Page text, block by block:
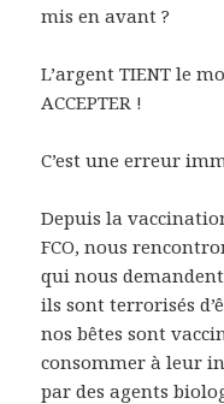
mis en avant ?
L’argent TIENT le
ACCEPTER !
C’est une erreur
Depuis la
FCO, nous
qui nous
ils sont terrorisés
nos bêtes sont
consommer à leur
par des agents